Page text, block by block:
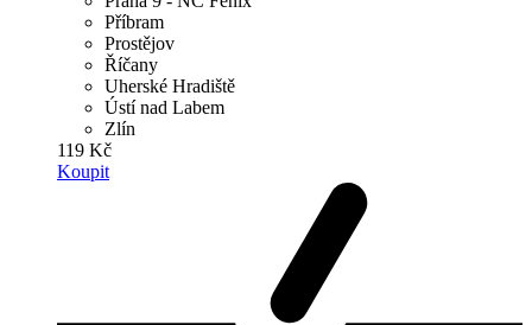
Příbram
Prostějov
Říčany
Uherské Hradiště
Ústí nad Labem
Zlín
119 Kč
Koupit